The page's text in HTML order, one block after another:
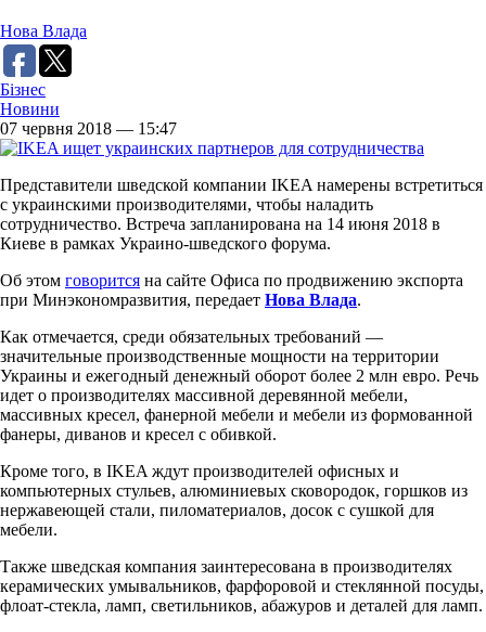
Нова Влада
Бізнес
Новини
07 червня 2018 — 15:47
Представители шведской компании IKEA намерены встретиться
с украинскими производителями, чтобы наладить
сотрудничество. Встреча запланирована на 14 июня 2018 в
Киеве в рамках Украино-шведского форума.
Об этом говорится на сайте Офиса по продвижению экспорта
при Минэкономразвития, передает Нова Влада.
Как отмечается, среди обязательных требований —
значительные производственные мощности на территории
Украины и ежегодный денежный оборот более 2 млн евро. Речь
идет о производителях массивной деревянной мебели,
массивных кресел, фанерной мебели и мебели из формованной
фанеры, диванов и кресел с обивкой.
Кроме того, в IKEA ждут производителей офисных и
компьютерных стульев, алюминиевых сковородок, горшков из
нержавеющей стали, пиломатериалов, досок с сушкой для
мебели.
Также шведская компания заинтересована в производителях
керамических умывальников, фарфоровой и стеклянной посуды,
флоат-стекла, ламп, светильников, абажуров и деталей для ламп.